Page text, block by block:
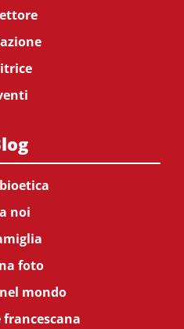
noi
foto
mondo
francescana